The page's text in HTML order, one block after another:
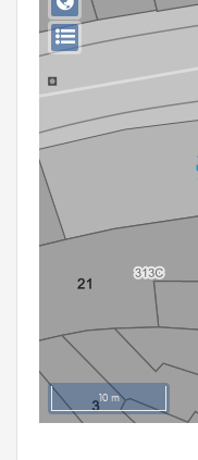
10 m